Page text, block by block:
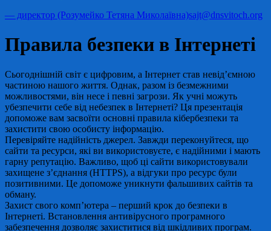
— директор (Розумейко Тетяна Миколаївна)sajt@dnsvitoch.org
Правила безпеки в Інтернеті
Сьогоднішній світ є цифровим, а Інтернет став невід’ємною
частиною нашого життя. Однак, разом із безмежними
можливостями, він несе і певні загрози. Як учні можуть
убезпечити себе від небезпек в Інтернеті? Ця презентація
допоможе вам засвоїти основні правила кібербезпеки та
захистити свою особисту інформацію.
Перевіряйте надійність джерел. Завжди переконуйтеся, що
сайти та ресурси, які ви використовуєте, є надійними і мають
гарну репутацію. Важливо, щоб ці сайти використовували
захищене з’єднання (HTTPS), а відгуки про ресурс були
позитивними. Це допоможе уникнути фальшивих сайтів та
обману.
Захист свого комп’ютера – перший крок до безпеки в
Інтернеті. Встановлення антивірусного програмного
забезпечення дозволяє захиститися від шкідливих програм.